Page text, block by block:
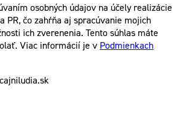
osobných údajov na účely realizácie
PR, čo zahŕňa aj spracúvanie mojich
ich zverenenia. Tento súhlas máte
Viac informácií je v Podmienkach